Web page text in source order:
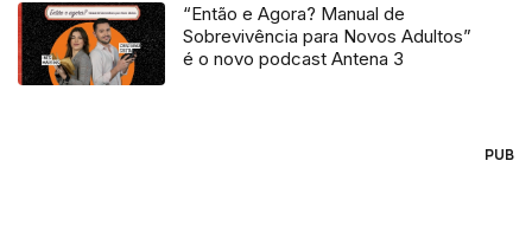
“Então e Agora? Manual de
Sobrevivência para Novos Adultos”
é o novo podcast Antena 3
PUB